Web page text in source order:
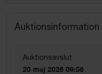
Auktionsinformation
Auktionsavslut
20 maj 2026 09:56